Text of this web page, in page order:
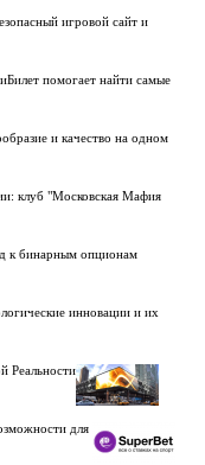
игровой сайт и
помогает найти самые
и качество на одном
клуб "Московская Мафия
к бинарным опционам
инновации и их
Реальности
для